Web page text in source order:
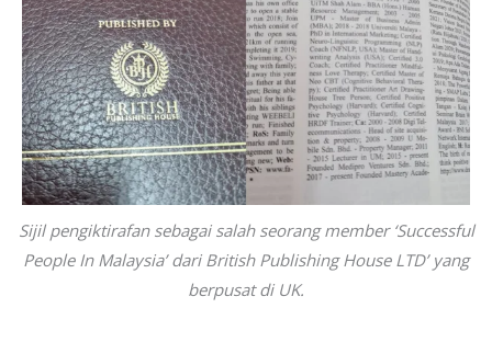
Sijil pengiktirafan sebagai salah seorang member ‘Successful
People In Malaysia’ dari British Publishing House LTD’ yang
berpusat di UK.